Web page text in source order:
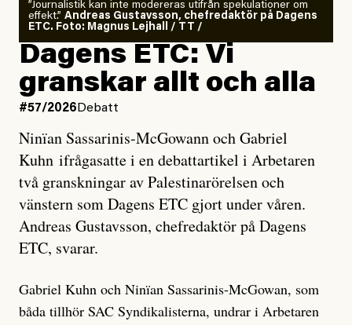
”Journalistik kan inte modereras utifrån spekulationer om
effekt.” Andreas Gustavsson, chefredaktör på Dagens
ETC. Foto: Magnus Lejhall / TT /
Dagens ETC: Vi
granskar allt och alla
#57/2026 Debatt
Ninïan Sassarinis-McGowann och Gabriel
Kuhn ifrågasatte i en debattartikel i Arbetaren
två granskningar av Palestinarörelsen och
vänstern som Dagens ETC gjort under våren.
Andreas Gustavsson, chefredaktör på Dagens
ETC, svarar.
Gabriel Kuhn och Ninïan Sassarinis-McGowan, som
båda tillhör SAC Syndikalisterna, undrar i Arbetaren